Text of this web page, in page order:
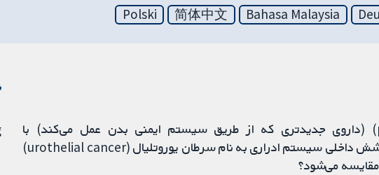
Bahasa Malaysia
简体中文
Polski
چگونه پمبرولیزوماب (pembrolizumab) (داروی جدیدتری که از طریق سیستم ایمنی بدن عمل می‌کند) با
شیمی‌درمانی در بیماران مبتلا به سرطان پوشش داخلی سیستم ادراری به نام سرطان یوروتلیال (urothelial cancer)
مقایسه می‌شود؟